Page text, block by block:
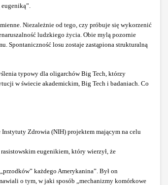
Niezależnie od tego, czy próbuje się wykorzenić
ludzkiego życia. Obie mylą pozornie
Spontaniczność losu zostaje zastąpiona strukturalną
typowy dla oligarchów Big Tech, którzy
w świecie akademickim, Big Tech i badaniach. Co
Instytuty Zdrowia (NIH) projektem mającym na celu
rasistowskim eugenikiem, który wierzył, że
każdego Amerykanina”. Był on
o tym, w jaki sposób „mechanizmy komórkowe